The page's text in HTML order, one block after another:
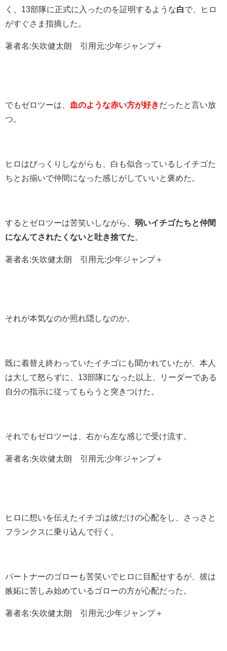
く、13部隊に正式に入ったのを証明するような白で、ヒロ
がすぐさま指摘した。
著者名:矢吹健太朗 引用元:少年ジャンプ＋
でもゼロツーは、 血のような赤い方が好きだったと言い放
つ。
ヒロはびっくりしながらも、白も似合っているしイチゴた
ちとお揃いで仲間になった感じがしていいと褒めた。
するとゼロツーは苦笑いしながら、 弱いイチゴたちと仲間
になんてされたくないと吐き捨てた
著者名:矢吹健太朗 引用元:少年ジャンプ＋
それが本気なのか照れ隠しなのか。
既に着替え終わっていたイチゴにも聞かれていたが、本人
は大して怒らずに、13部隊になった以上、リーダーである
自分の指示に従ってもらうと突きつけた。
それでもゼロツーは、右から左な感じで受け流す。
著者名:矢吹健太朗 引用元:少年ジャンプ＋
ヒロに想いを伝えたイチゴは彼だけの心配をし、さっさと
フランクスに乗り込んで行く。
パートナーのゴローも苦笑いでヒロに目配せするが、彼は
嫉妬に苦しみ始めているゴローの方が心配だった。
著者名:矢吹健太朗 引用元:少年ジャンプ＋